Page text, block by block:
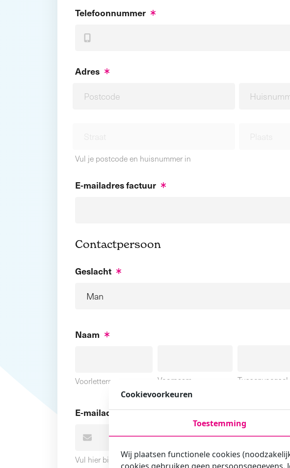
Telefoonnummer
Adres
Vul je postcode en huisnummer in
E-mailadres factuur
Contactpersoon
Geslacht
Naam
Voorletters Voornaam Tussenvoegsel
E-mailadres
Vul hier bij voorkeur het e-mailadres in waarmee je zakelijk/
Cookievoorkeuren
Toestemming
Wij plaatsen functionele cookies
cookies gebruiken geen